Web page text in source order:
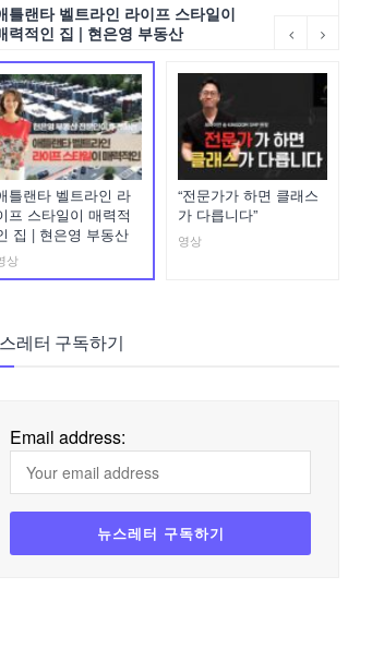
틀랜타 벨트라인 라이프 스타일이
력적인 집 | 현은영 부동산
틀랜타 벨트라인 라
프 스타일이 매력적
집 | 현은영 부동산
상
“전문가가 하면 클래스
가 다릅니다”
영상
레터 구독하기
Email address: